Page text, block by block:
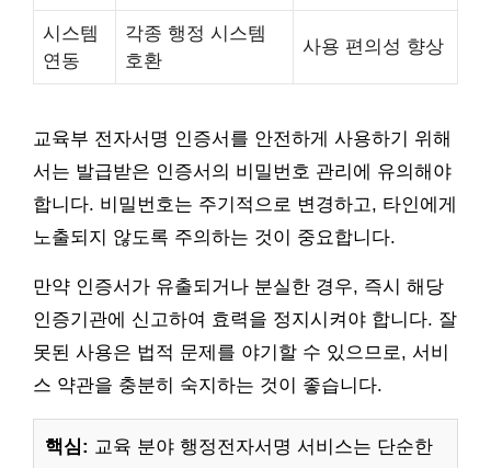
시스템
연동
각종 행정 시스템
호환
사용 편의성 향상
교육부 전자서명 인증서를 안전하게 사용하기 위해
서는 발급받은 인증서의 비밀번호 관리에 유의해야
합니다. 비밀번호는 주기적으로 변경하고, 타인에게
노출되지 않도록 주의하는 것이 중요합니다.
만약 인증서가 유출되거나 분실한 경우, 즉시 해당
인증기관에 신고하여 효력을 정지시켜야 합니다. 잘
못된 사용은 법적 문제를 야기할 수 있으므로, 서비
스 약관을 충분히 숙지하는 것이 좋습니다.
핵심: 교육 분야 행정전자서명 서비스는 단순한